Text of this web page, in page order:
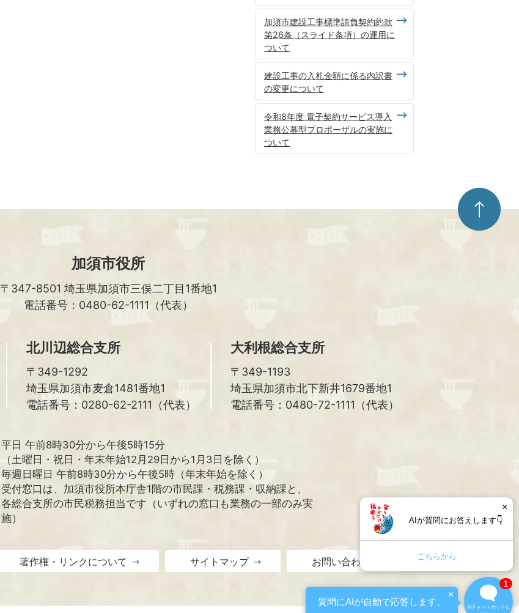
加須市建設工事標準請負契約約款
第26条（スライド条項）の運用に
ついて
建設工事の入札金額に係る内訳書
の変更について
令和8年度 電子契約サービス導入
業務公募型プロポーザルの実施に
ついて
ペ
ー
ジ
加須市役所
〒347-8501 埼玉県加須市三俣二丁目1番地1
電話番号：0480-62-1111（代表）
北川辺総合支所
〒349-1292
埼玉県加須市麦倉1481番地1
電話番号：0280-62-2111（代表）
大利根総合支所
〒349-1193
埼玉県加須市北下新井1679番地1
電話番号：0480-72-1111（代表）
平日 午前8時30分から午後5時15分
（土曜日・祝日・年末年始12月29日から1月3日を除く）
毎週日曜日 午前8時30分から午後5時（年末年始を除く）
受付窓口は、加須市役所本庁舎1階の市民課・税務課・収納課と、
各総合支所の市民税務担当です（いずれの窓口も業務の一部のみ実
施）
著作権・リンクについて サイトマップ お問い合わせ
AIが質問にお答えします👇
こちらから
×
質問にAIが自動で応答します。
×
AIチャットボットに
1